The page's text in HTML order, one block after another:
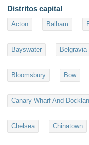
Distritos capital
Acton Balham
Bayswater Belgravia
Bloomsbury Bow
Canary Wharf And
Chelsea Chinatown